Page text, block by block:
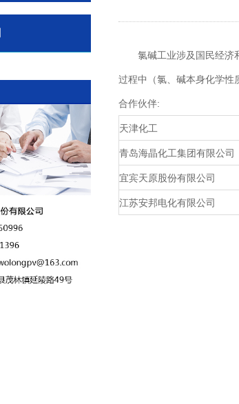
氯碱工业涉及国民经济
过程中（氯、碱本身化学性
合作伙伴:
天津化工
青岛海晶化工集团有限公司
宜宾天原股份有限公司
江苏安邦电化有限公司